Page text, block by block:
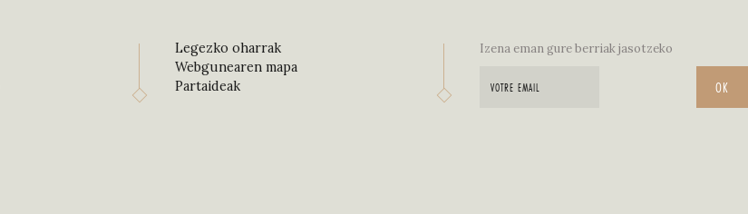
Legezko oharrak
Webgunearen mapa
Partaideak
Izena eman gure berriak jasotzeko